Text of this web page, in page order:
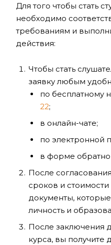
Для того чтобы стать
необходимо
требованиям и
действия:
Чтобы стать
заявку любым
по бесплатному
22;
в онлайн-чате;
по электронной
в форме
После
сроков и стоимости
документы,
личность и
После заключения
курса, вы получите